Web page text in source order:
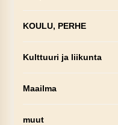
KOULU, PERHE
Kulttuuri ja liikunta
Maailma
muut